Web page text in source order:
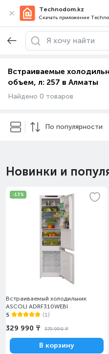
Technodom.kz
Скачать приложение
Встраиваемые
объем, л: 257 в Алматы
Найдено 0 товаров
По популярности
Новинки и
-13%
Встраиваемый холодильник
ASCOLI ADRF310WEBI
5
(1)
329 990 ₸ 379 990 ₸
В корзину